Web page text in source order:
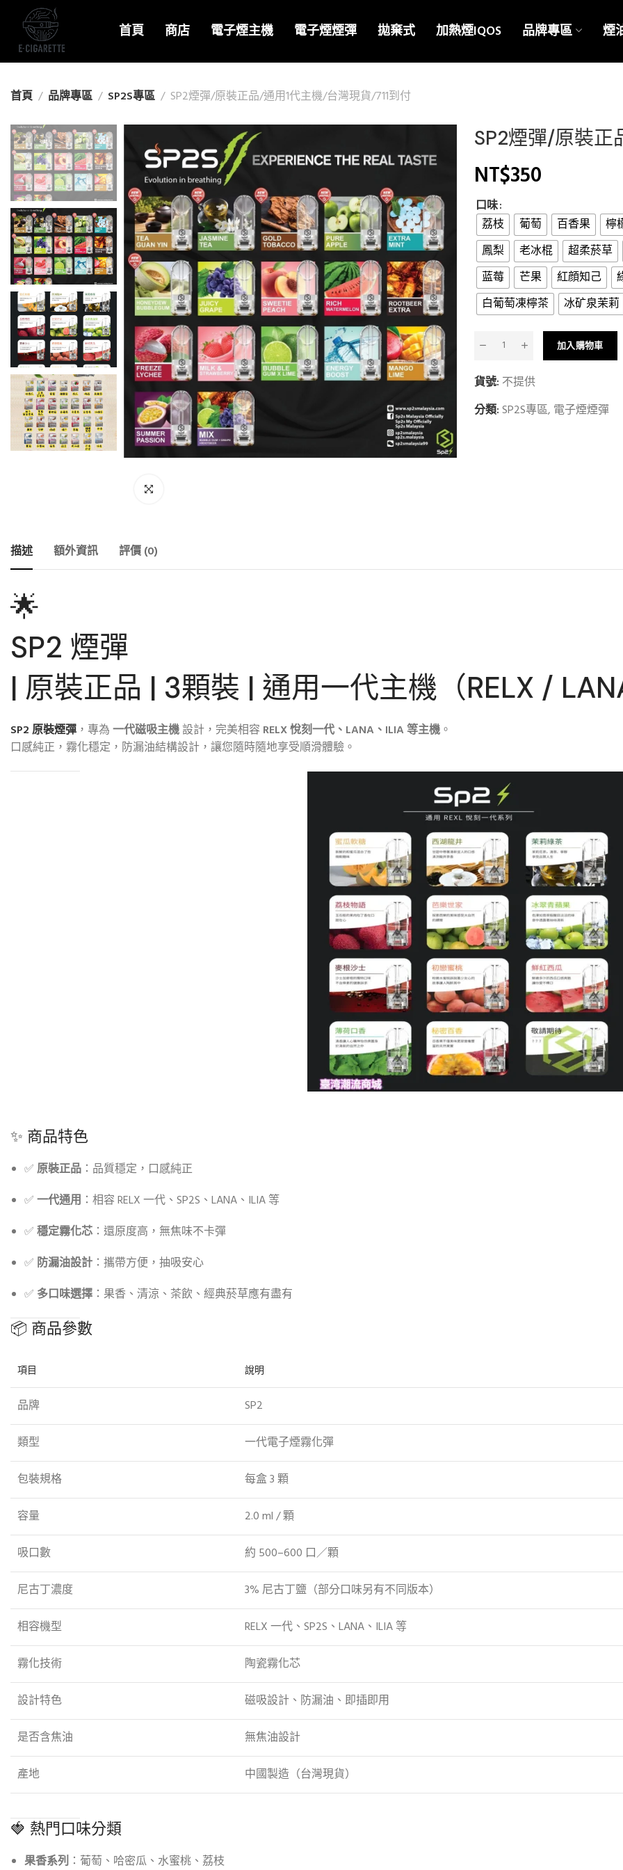
首頁 商店 電子煙主機 電子煙煙彈 拋棄式 加熱煙IQOS 品牌專區 煙
首頁 品牌專區 SP2S專區 SP2煙彈/原裝正品/通用1代主機/台灣現貨/711到付
SP2煙彈/原裝正
NT$350
口味
荔枝
葡萄 百香果 檸
鳳梨
老冰棍 超柔菸草
蓝莓
芒果 紅顔知己
白葡萄凍檸茶
冰矿泉茉莉
加入購物車
貨號: 不提供
分類:SP2S專區, 電子煙煙彈
描述 額外資訊 評價 (0)
🌟
SP2 煙彈
| 原裝正品 | 3顆裝 | 通用一代主機（RELX /
SP2 原裝煙彈 ，專為一代磁吸主機設計，完美相容 RELX 悅刻一代、LANA、ILIA 等主機。
口感純正，霧化穩定，防漏油結構設計，讓您隨時隨地享受順滑體驗。
✨ 商品特色
✅原裝正品 ：品質穩定，口感純正
✅一代通用 ：相容 RELX 一代、SP2S、LANA、ILIA 等
✅穩定霧化芯 ：還原度高，無焦味不卡彈
✅ 防漏油設計 ：攜帶方便，抽吸安心
✅ 多口味選擇 ：果香、清涼、茶飲、經典菸草應有盡有
📦 商品參數
項目 說明
品牌 SP2
類型 一代電子煙霧化彈
包裝規格 每盒 3 顆
容量 2.0 ml / 顆
吸口數 約 500–600 口／顆
尼古丁濃度 3% 尼古丁鹽（部分口味另有不同版本）
相容機型 RELX 一代、SP2S、LANA、ILIA 等
霧化技術 陶瓷霧化芯
設計特色 磁吸設計、防漏油、即插即用
是否含焦油 無焦油設計
產地 中國製造（台灣現貨）
🍓 熱門口味分類
果香系列 ：葡萄、哈密瓜、水蜜桃、荔枝